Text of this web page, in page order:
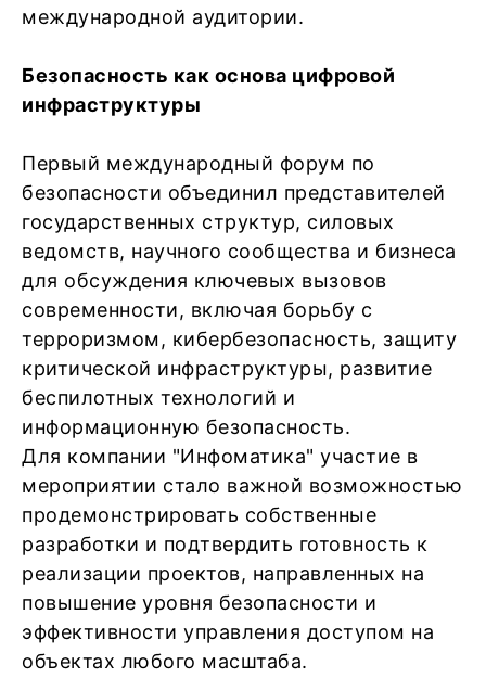
международной аудитории.
Безопасность как основа цифровой
инфраструктуры
Первый международный форум по
безопасности объединил представителей
государственных структур, силовых
ведомств, научного сообщества и бизнеса
для обсуждения ключевых вызовов
современности, включая борьбу с
терроризмом, кибербезопасность, защиту
критической инфраструктуры, развитие
беспилотных технологий и
информационную безопасность.
Для компании "Инфоматика" участие в
мероприятии стало важной возможностью
продемонстрировать собственные
разработки и подтвердить готовность к
реализации проектов, направленных на
повышение уровня безопасности и
эффективности управления доступом на
объектах любого масштаба.